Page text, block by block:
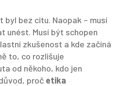
bez citu. Naopak – musí
unést. Musí být schopen
zkušenost a kde začíná
to, co rozlišuje
od někoho, kdo jen
proč etika